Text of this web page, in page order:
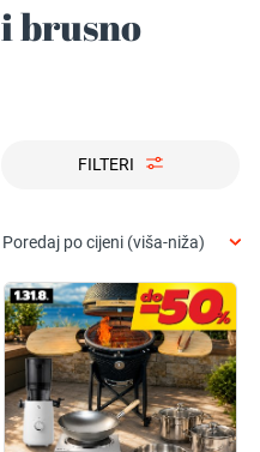
brusno
FILTERI
Poredaj po cijeni (viša-niža)